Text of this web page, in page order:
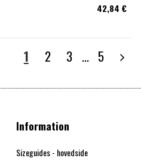
42,84 €
1 2 3 … 5
Information
Sizeguides - hovedside